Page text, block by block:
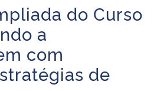
e Abastecimento
do Curso
a
com
de